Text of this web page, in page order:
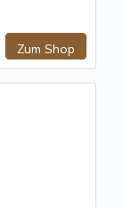
Zum Shop